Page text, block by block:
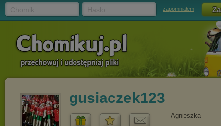
zapomniałem
gusiaczek123
Agnieszka